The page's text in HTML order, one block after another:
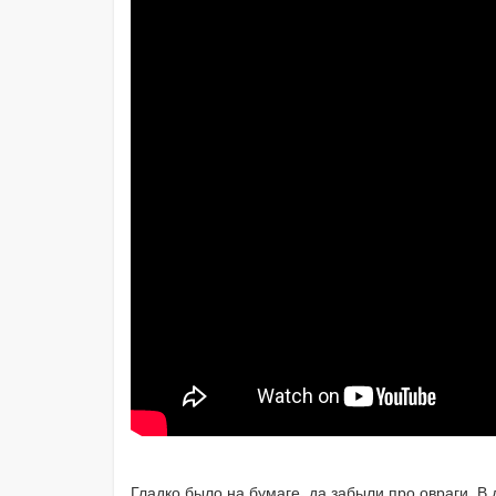
Гладко было на бумаге, да забыли про овраги.